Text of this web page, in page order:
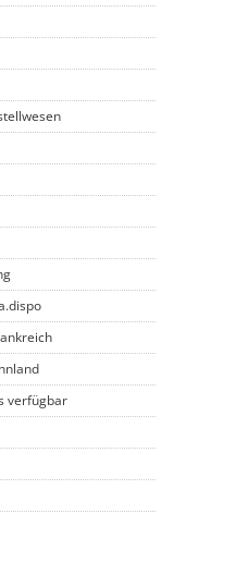
verfügbar